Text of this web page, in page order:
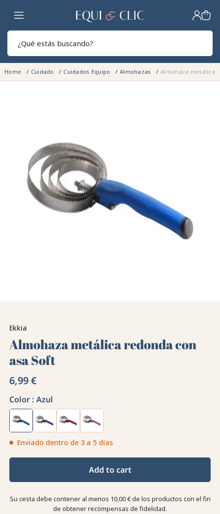
Hogar
Home Cuidado Cuidados Equipo Almohazas Almohaza metálica
Ekkia
Almohaza metálica redonda con
asa Soft
6,99 €
Color : Azul
Enviado dentro de 3 a 5 días
Add to cart
Su cesta debe contener al menos 10,00 € de los productos con el fin
de obtener recompensas de fidelidad.